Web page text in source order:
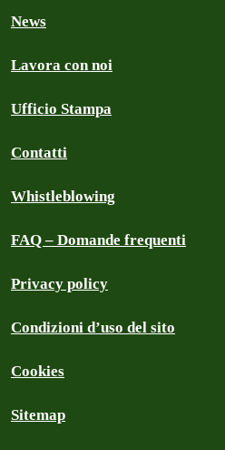
News
Lavora con noi
Ufficio Stampa
Contatti
Whistleblowing
FAQ – Domande frequenti
Privacy policy
Condizioni d’uso del sito
Cookies
Sitemap